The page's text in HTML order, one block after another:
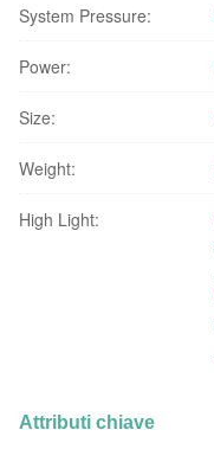
System Pressure:
Power:
Size:
Weight:
High Light:
Attributi chiave